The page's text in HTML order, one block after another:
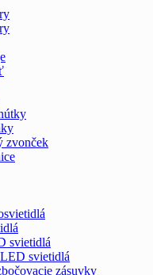
zvonček
svietidlá
svietidlá
zásuvky